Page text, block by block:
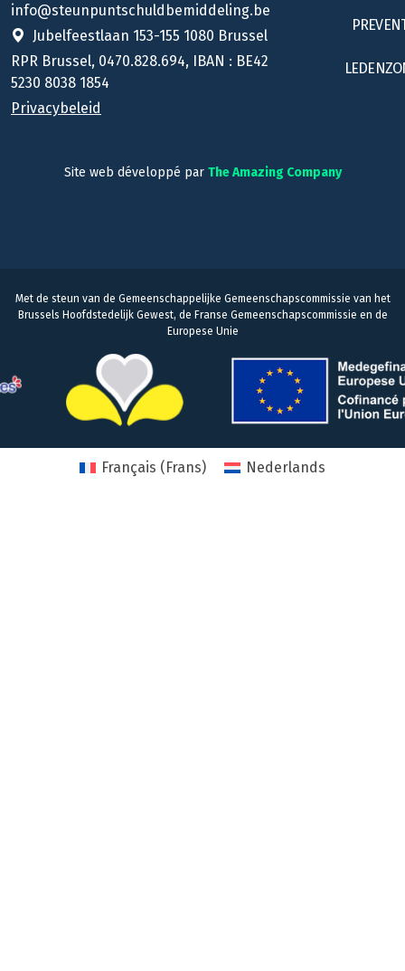
info@steunpuntschuldbemiddeling.be
Jubelfeestlaan 153-155 1080 Brussel
RPR Brussel, 0470.828.694, IBAN : BE42
5230 8038 1854
Privacybeleid
Site web développé par The Amazing Company
Met de steun van de Gemeenschappelijke Gemeenschapscommissie van het
Brussels Hoofdstedelijk Gewest, de Franse Gemeenschapscommissie en de
Europese Unie
Français (Frans) Nederlands